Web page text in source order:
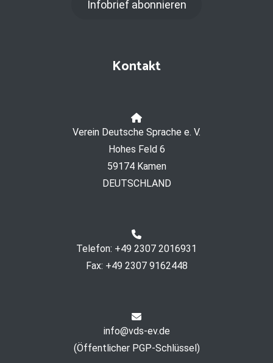
Infobrief abonnieren
Kontakt
Verein Deutsche Sprache e. V.
Hohes Feld 6
59174 Kamen
DEUTSCHLAND
Telefon: +49 2307 2016931
Fax: +49 2307 9162448
info@vds-ev.de
(Öffentlicher PGP-Schlüssel)